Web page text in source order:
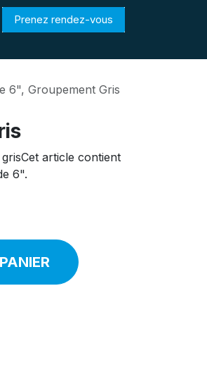
Prenez rendez-vous
6", Groupement Gris
article contient
6".